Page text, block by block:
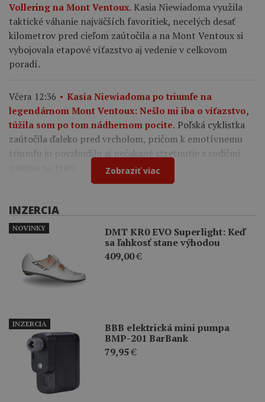
Vollering na Mont Ventoux. Kasia Niewiadoma využila
taktické váhanie najväčších favoritiek, necelých desať
kilometrov pred cieľom zaútočila a na Mont Ventoux si
vybojovala etapové víťazstvo aj vedenie v celkovom
poradí.
Včera 12:36
Kasia Niewiadoma po triumfe na
legendárnom Mont Ventoux: Nešlo mi iba o víťazstvo,
túžila som po tom nádhernom pocite. Poľská cyklistka
zaútočila ďaleko pred vrcholom, pričom k emotívnemu
triumfu ju povzbudilo aj nečakané stretnutie s rodičmi
Zobraziť viac
INZERCIA
DMT KR0 EVO Superlight: Keď
sa ľahkosť stane výhodou
409,00€
NOVINKY
BBB elektrická mini pumpa
BMP-201 BarBank
79,95€
INZERCIA